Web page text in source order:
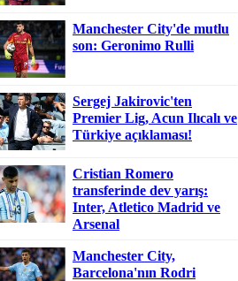
Manchester City'de mutlu
son: Geronimo Rulli
Sergej Jakirovic'ten
Premier Lig, Acun Ilıcalı ve
Türkiye açıklaması!
Cristian Romero
transferinde dev yarış:
Inter, Atletico Madrid ve
Arsenal
Manchester City,
Barcelona'nın Rodri